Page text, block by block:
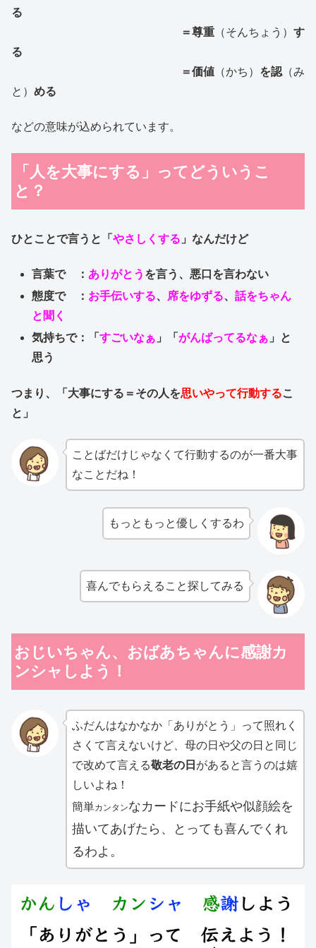
る
＝尊重 （そんちょう） す
る
＝価値 （かち） を認 （み
と） める
などの意味が込められています。
「人を大事にする」ってどういうこ
と？
ひとことで言うと「 やさしくする 」なんだけど
言葉で ： ありがとう を言う、悪口を言わない
態度で ： お手伝いする、 席をゆずる、話をちゃん
と聞く
気持ちで：「すごいなぁ 」「がんばってるなぁ 」と
思う
つまり、「大事にする＝その人を思いやって行動するこ
と」
ことばだけじゃなくて行動するのが一番大事
なことだね！
もっともっと優しくするわ
喜んでもらえること探してみる
おじいちゃん、おばあちゃんに感謝カ
ンシャしよう！
ふだんはなかなか「ありがとう」って照れく
さくて言えないけど、母の日や父の日と同じ
で改めて言える敬老の日 があると言うのは嬉
しいよね！
簡単カンタンなカードにお手紙や似顔絵を
描いてあげたら、とっても喜んでくれ
るわよ。